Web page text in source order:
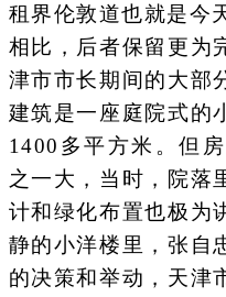
租界伦敦道也就是今
相比，后者保留更为
津市市长期间的大部
建筑是一座庭院式的
1400多平方米。但
之一大，当时，院落
计和绿化布置也极为
静的小洋楼里，张自
的决策和举动，天津